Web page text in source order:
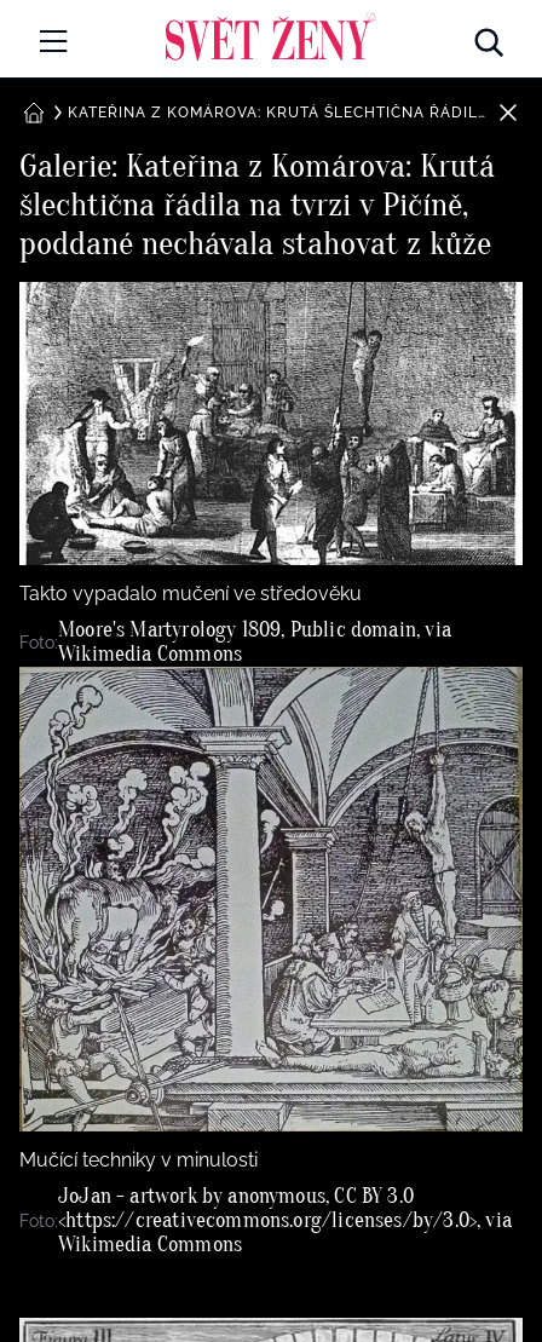
MÓDA A KRÁSA
CELEBRITY
Všechny kategorie
Rozhovory
RETROHUBKY
PSYCHOLOGIE
Všechny kategorie
Seberozvoj
ZDRAVÍ
Všechny kategorie
Životní styl
ZÁBAVA
Všechny kategorie
Testy a kvízy
BYDLENÍ
Všechny kategorie
Rady a tipy
BurdaMedia
Extra
SVĚT ŽENY - 599 KČ
ROČNÍ PŘEDPLATNÉ SVĚT ŽENY +
SADA PRODUKTŮ MANA (10 ks)
DOMŮ KATEŘINA Z KOMÁROVA: KRUTÁ ŠLECHTIČNA ŘÁDILA NA TVRZI V PIČÍNĚ, PODDANÉ NECHÁVALA STAHOVAT Z KŮŽE
Galerie: Kateřina z Komárova: Krutá
šlechtična řádila na tvrzi v Pičíně,
poddané nechávala stahovat z kůže
Takto vypadalo mučení ve středověku
Foto:Moore's Martyrology 1809, Public domain, via
Wikimedia Commons
Mučící techniky v minulosti
Foto:
JoJan - artwork by anonymous, CC BY 3.0
<https://creativecommons.org/licenses/by/3.0>, via
Wikimedia Commons